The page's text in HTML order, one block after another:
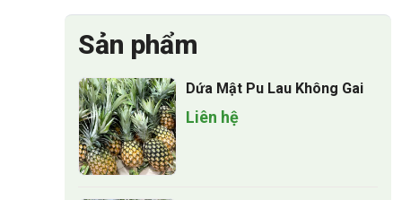
Sản phẩm
Dứa Mật Pu Lau Không Gai
Liên hệ